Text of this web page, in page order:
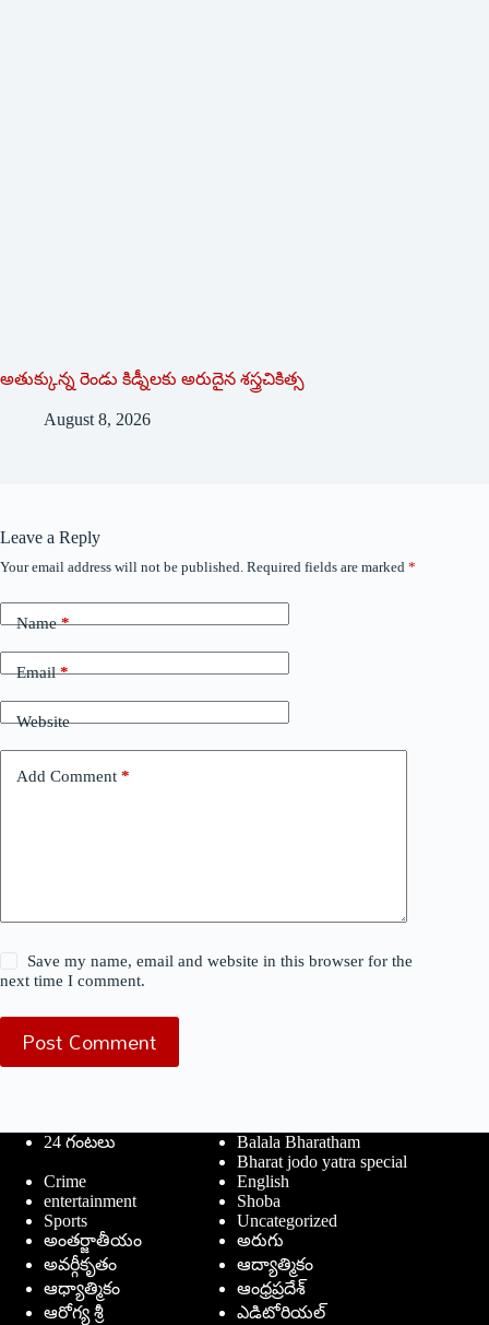
అతుక్కున్న రెండు కిడ్నీలకు అరుదైన శస్త్రచికిత్స
August 8, 2026
Leave a Reply
Your email address will not be published. Required fields are marked *
Name*
Email*
Website
Add Comment *
Save my name, email and website in this browser for the
next time I comment.
Post Comment
24 గంటలు
Balala Bharatham
Bharat jodo yatra special
Crime
English
entertainment
Shoba
Sports
Uncategorized
అంతర్జాతీయం
అరుగు
అవర్గీకృతం
ఆద్యాత్మికం
ఆధ్యాత్మికం
ఆంధ్రప్రదేశ్
ఆరోగ్య శ్రీ
ఎడిటోరియల్